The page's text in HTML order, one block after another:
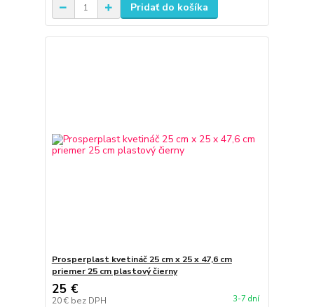
Pridať do košíka
Prosperplast kvetináč 25 cm x 25 x 47,6 cm
priemer 25 cm plastový čierny
25 €
20 € bez DPH 3-7 dní